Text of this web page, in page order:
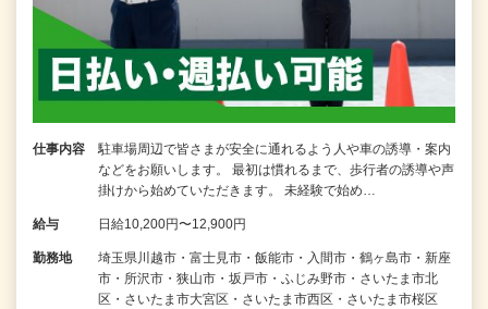
仕事内容
駐車場周辺で皆さまが安全に通れるよう人や車の誘導・案内
などをお願いします。 最初は慣れるまで、歩行者の誘導や声
掛けから始めていただきます。 未経験で始め…
給与 日給10,200円〜12,900円
勤務地
埼玉県川越市・富士見市・飯能市・入間市・鶴ヶ島市・新座
市・所沢市・狭山市・坂戸市・ふじみ野市・さいたま市北
区・さいたま市大宮区・さいたま市西区・さいたま市桜区